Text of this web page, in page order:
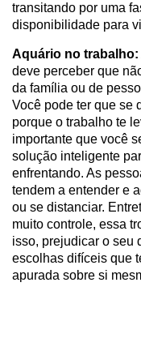
transitando por uma
disponibilidade para
Aquário no trabalho:
deve perceber que
da família ou de
Você pode ter que se
porque o trabalho te
importante que você
solução inteligente
enfrentando. As
tendem a entender e
ou se distanciar.
muito controle, essa
isso, prejudicar o seu
escolhas difíceis que
apurada sobre si